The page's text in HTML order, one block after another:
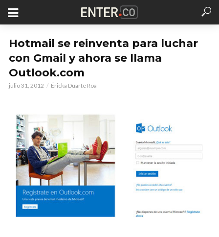
Hotmail se reinventa para luchar
con Gmail y ahora se llama
Outlook.com
julio 31, 2012 Éricka Duarte Roa